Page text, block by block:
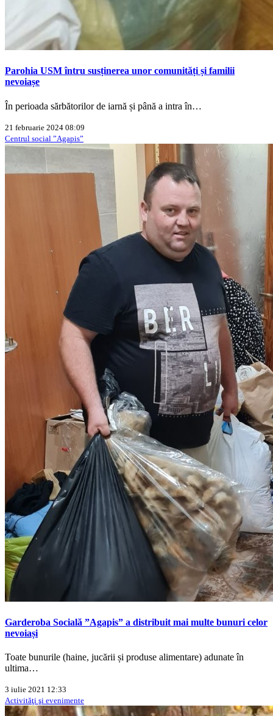
Parohia USM întru susținerea unor comunități și familii
nevoiașe
În perioada sărbătorilor de iarnă și până a intra în…
21 februarie 2024 08:09
Centrul social ”Agapis”
Garderoba Socială ”Agapis” a distribuit mai multe bunuri celor
nevoiași
Toate bunurile (haine, jucării și produse alimentare) adunate în
ultima…
3 iulie 2021 12:33
Activităţi şi evenimente